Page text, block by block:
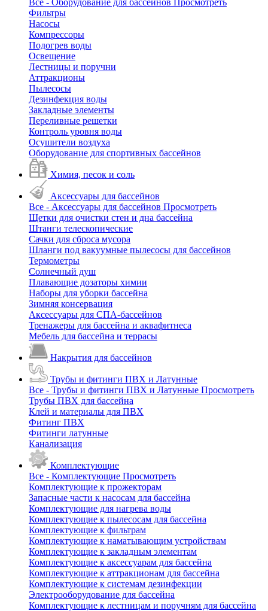
Все - Оборудование для бассейнов Просмотреть
Фильтры
Насосы
Компрессоры
Подогрев воды
Освещение
Лестницы и поручни
Аттракционы
Пылесосы
Дезинфекция воды
Закладные элементы
Переливные решетки
Контроль уровня воды
Осушители воздуха
Оборудование для спортивных бассейнов
Химия, песок и соль
Аксессуары для бассейнов
Все - Аксессуары для бассейнов Просмотреть
Щетки для очистки стен и дна бассейна
Штанги телескопические
Сачки для сброса мусора
Шланги под вакуумные пылесосы для бассейнов
Термометры
Солнечный душ
Плавающие дозаторы химии
Наборы для уборки бассейна
Зимняя консервация
Аксессуары для СПА-бассейнов
Тренажеры для бассейна и аквафитнеса
Мебель для бассейна и террасы
Накрытия для бассейнов
Трубы и фитинги ПВХ и Латунные
Все - Трубы и фитинги ПВХ и Латунные Просмотреть
Трубы ПВХ для бассейна
Клей и материалы для ПВХ
Фитинг ПВХ
Фитинги латунные
Канализация
Комплектующие
Все - Комплектующие Просмотреть
Комплектующие к прожекторам
Запасные части к насосам для бассейна
Комплектующие для нагрева воды
Комплектующие к пылесосам для бассейна
Комплектующие к фильтрам
Комплектующие к наматывающим устройствам
Комплектующие к закладным элементам
Комплектующие к аксессуарам для бассейна
Комплектующие к аттракционам для бассейна
Комплектующие к системам дезинфекции
Электрооборудование для бассейна
Комплектующие к лестницам и поручням для бассейна